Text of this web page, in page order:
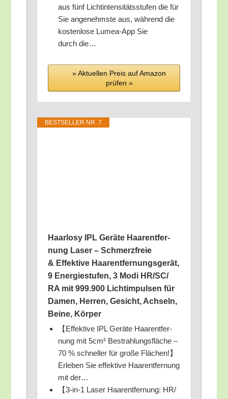
aus fünf Licht­in­ten­si­täts­stu­fen die für
Sie ange­nehms­te aus, wäh­rend die
kos­ten­lo­se Lumea-App Sie
durch die…
» Aktu­el­len Preis auf Ama­zon
prü­fen »
BEST­SEL­LER NR. 7
Haar­lo­sy IPL Gerä­te Haar­ent­fer­
nung Laser – Schmerz­freie
& Effek­ti­ve Haar­ent­fer­nungs­ge­rät,
9 Ener­gie­stu­fen, 3 Modi HR/​SC/​
RA mit 999.900 Licht­im­pul­sen für
Damen, Her­ren, Gesicht, Ach­seln,
Bei­ne, Körper
【Effek­ti­ve IPL Gerä­te Haar­ent­fer­
nung mit 5cm² Bestrah­lungs­flä­che –
70 % schnel­ler für gro­ße Flächen!】
Erleben Sie effek­ti­ve Haar­ent­fer­nung
mit der…
【3‑in‑1 Laser Haar­ent­fer­nung: HR/​